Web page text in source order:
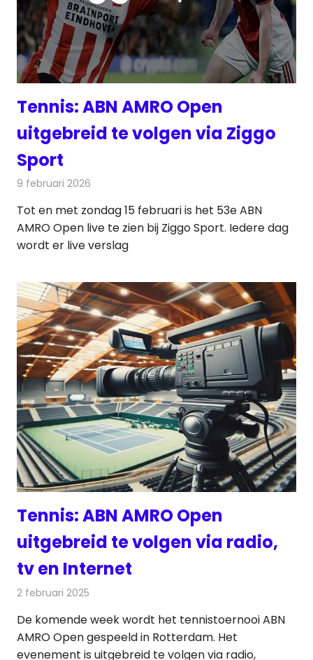
Tennis: ABN AMRO Open
uitgebreid te volgen via Ziggo
Sport
9 februari 2026
Tot en met zondag 15 februari is het 53e ABN
AMRO Open live te zien bij Ziggo Sport. Iedere dag
wordt er live verslag
Tennis: ABN AMRO Open
uitgebreid te volgen via radio,
tv en Internet
2 februari 2025
De komende week wordt het tennistoernooi ABN
AMRO Open gespeeld in Rotterdam. Het
evenement is uitgebreid te volgen via radio,